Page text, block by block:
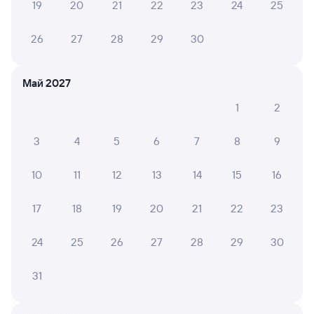
Оформление без регистрации на сайте
Что нужно, чтобы сесть в поезд?
Как вернуть билет?
Что делать, если ошибся при вводе данных
Как перевезти животное в поезде?
Как получить отчетные документы для
бухгалтерии?
Что делать, если оплата не проходит?
19 20 21 22 23 24 25
26 27 28 29 30
Май 2027
1
2
3 4 5 6 7 8 9
10 11 12 13 14 15 16
17 18 19 20 21 22 23
24 25 26 27 28 29 30
31